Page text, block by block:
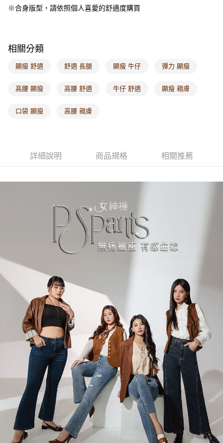
宅配
每筆NT$60，滿NT$1,000(含以上)免運費
海外配送-港/澳/新/馬/泰國專屬 查看運費
海外配送-其他亞洲地區 查看運費
※合身版型，請依照個人喜愛的舒適度購買
相關分類
顯瘦 舒適 舒適 長腿 顯瘦 牛仔 彈力 顯瘦
高腰 顯瘦 高腰 舒適 牛仔 舒適 顯瘦 親膚
口袋 顯瘦 高腰 親膚
詳細說明 商品規格 相關推薦